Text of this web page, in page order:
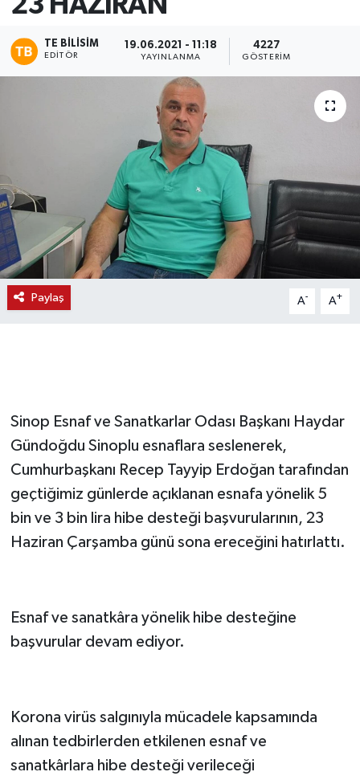
TE BILISIM
EDITÖR
19.06.2021 - 11:18
YAYINLANMA
4227
GÖSTERIM
Paylaş A- A+
Sinop Esnaf ve Sanatkarlar Odası Başkanı Haydar
Gündoğdu Sinoplu esnaflara seslenerek,
Cumhurbaşkanı Recep Tayyip Erdoğan tarafından
geçtiğimiz günlerde açıklanan esnafa yönelik 5
bin ve 3 bin lira hibe desteği başvurularının, 23
Haziran Çarşamba günü sona ereceğini hatırlattı.
Esnaf ve sanatkâra yönelik hibe desteğine
başvurular devam ediyor.
Korona virüs salgınıyla mücadele kapsamında
alınan tedbirlerden etkilenen esnaf ve
sanatkârlara hibe desteği verileceği